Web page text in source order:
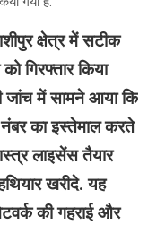
क्षेत्र में सटीक
गिरफ्तार किया
जांच में सामने आया कि
का इस्तेमाल करते
लाइसेंस तैयार
खरीदे. यह
की गहराई और